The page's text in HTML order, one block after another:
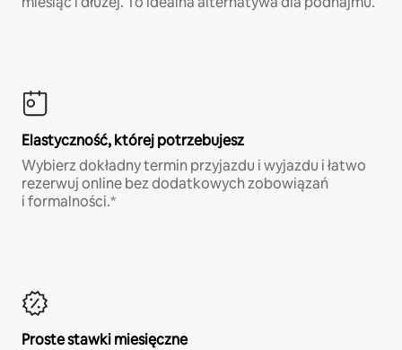
Elastyczność, której potrzebujesz
Wybierz dokładny termin przyjazdu i wyjazdu i łatwo
rezerwuj online bez dodatkowych zobowiązań
i formalności.*
Proste stawki miesięczne